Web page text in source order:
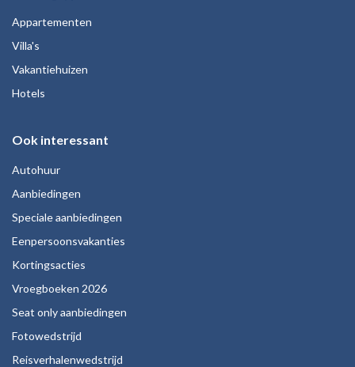
Appartementen
Villa's
Vakantiehuizen
Hotels
Ook interessant
Autohuur
Aanbiedingen
Speciale aanbiedingen
Eenpersoonsvakanties
Kortingsacties
Vroegboeken 2026
Seat only aanbiedingen
Fotowedstrijd
Reisverhalenwedstrijd